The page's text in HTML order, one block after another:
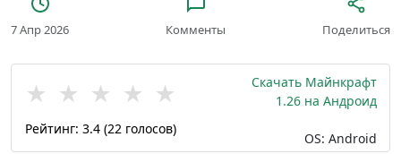
7 Апр 2026 Комменты Поделиться
★ ★ ★ ★ ★
Рейтинг: 3.4 (22 голосов)
Скачать Майнкрафт
1.26 на Андроид
OS: Android